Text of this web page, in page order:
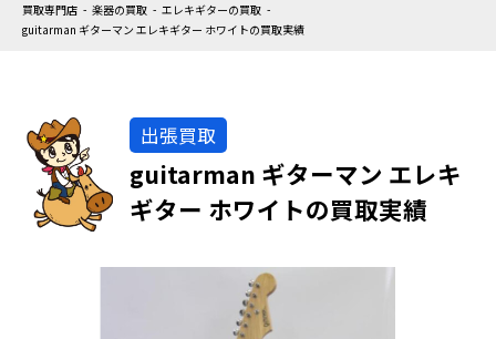
買取専門店 楽器の買取
エレキギターの買取
guitarman ギターマン エレキギター ホワイトの買取実績
出張買取
guitarman ギターマン エレキ
ギター ホワイトの買取実績